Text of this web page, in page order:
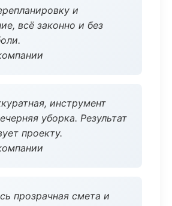
и
всё законно и без
инструмент
уборка. Результат
проекту.
прозрачная смета и